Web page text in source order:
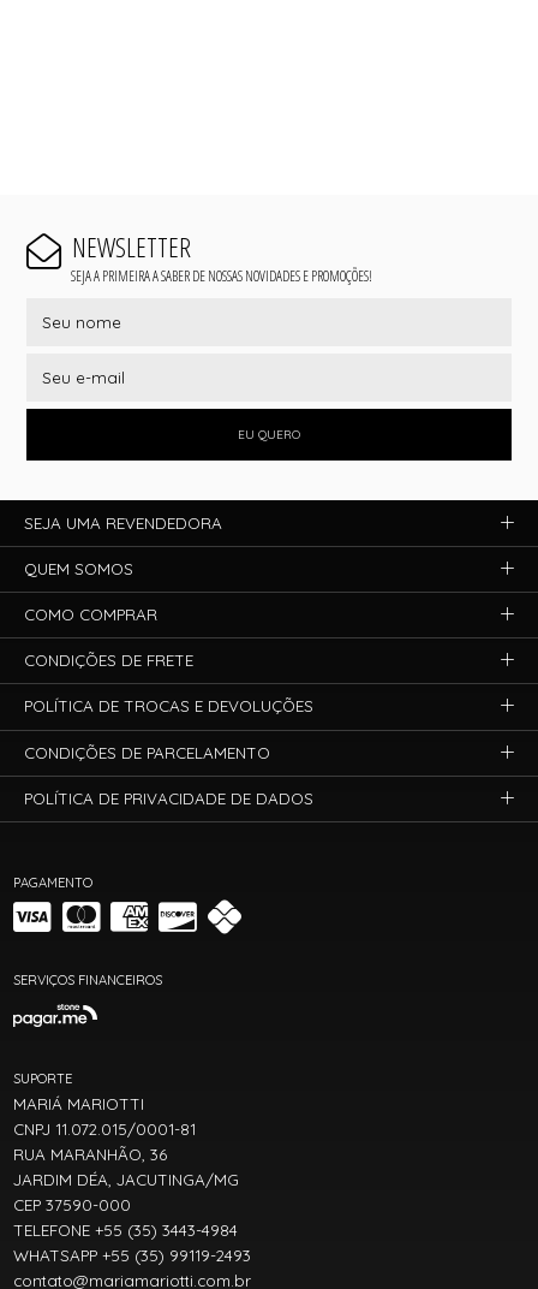
NEWSLETTER
SEJA A PRIMEIRA A SABER DE NOSSAS NOVIDADES E PROMOÇÕES!
EU QUERO
PAGAMENTO
SERVIÇOS FINANCEIROS
SUPORTE
MARIÁ MARIOTTI
CNPJ 11.072.015/0001-81
RUA MARANHÃO, 36
JARDIM DÉA, JACUTINGA/MG
CEP 37590-000
TELEFONE +55 (35) 3443-4984
WHATSAPP +55 (35) 99119-2493
contato@mariamariotti.com.br
SEJA UMA REVENDEDORA
QUEM SOMOS
COMO COMPRAR
CONDIÇÕES DE FRETE
POLÍTICA DE TROCAS E DEVOLUÇÕES
CONDIÇÕES DE PARCELAMENTO
POLÍTICA DE PRIVACIDADE DE DADOS